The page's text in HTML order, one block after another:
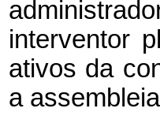
interventor
ativos da
a